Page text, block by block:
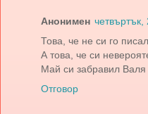
Анонимен четвъртък,
Това, че не си го
А това, че си
Май си забравил
Отговор